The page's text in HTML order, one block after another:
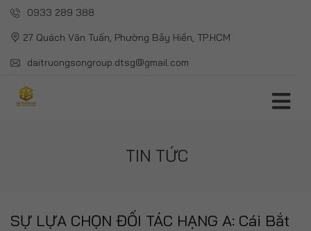
0933 289 388
27 Quách Văn Tuấn, Phường Bảy Hiền, TP.HCM
daitruongsongroup.dtsg@gmail.com
TIN TỨC
SỰ LỰA CHỌN ĐỐI TÁC HẠNG A: Cái Bắt